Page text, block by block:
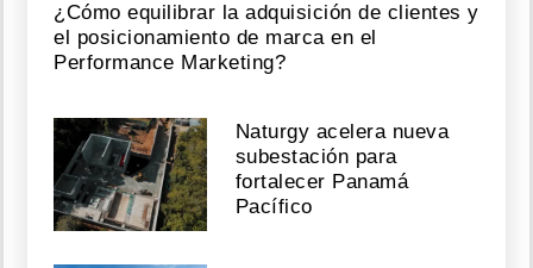
¿Cómo equilibrar la adquisición de clientes y
el posicionamiento de marca en el
Performance Marketing?
Naturgy acelera nueva
subestación para
fortalecer Panamá
Pacífico